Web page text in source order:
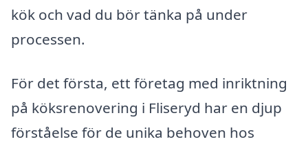
kök och vad du bör tänka på under
processen.
För det första, ett företag med inriktning
på köksrenovering i Fliseryd har en djup
förståelse för de unika behoven hos